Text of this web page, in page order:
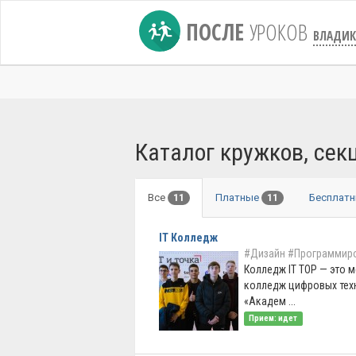
ПОСЛЕ УРОКОВ
Каталог кружков,
Все 11 Платные 11
IT Колледж
#Дизайн
Колледж IT TOP — это
колледж цифровых
«Академ ...
Прием: идет